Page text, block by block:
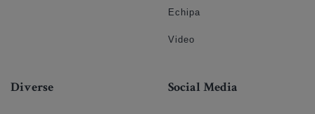
Echipa
Video
Diverse Social Media